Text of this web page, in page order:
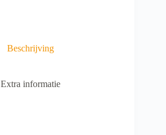
Beschrijving
Extra informatie